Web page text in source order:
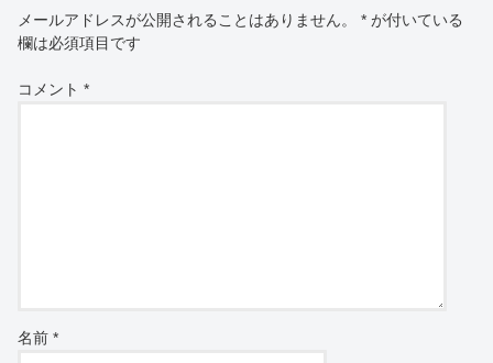
メールアドレスが公開されることはありません。 * が付いている
欄は必須項目です
コメント*
名前*